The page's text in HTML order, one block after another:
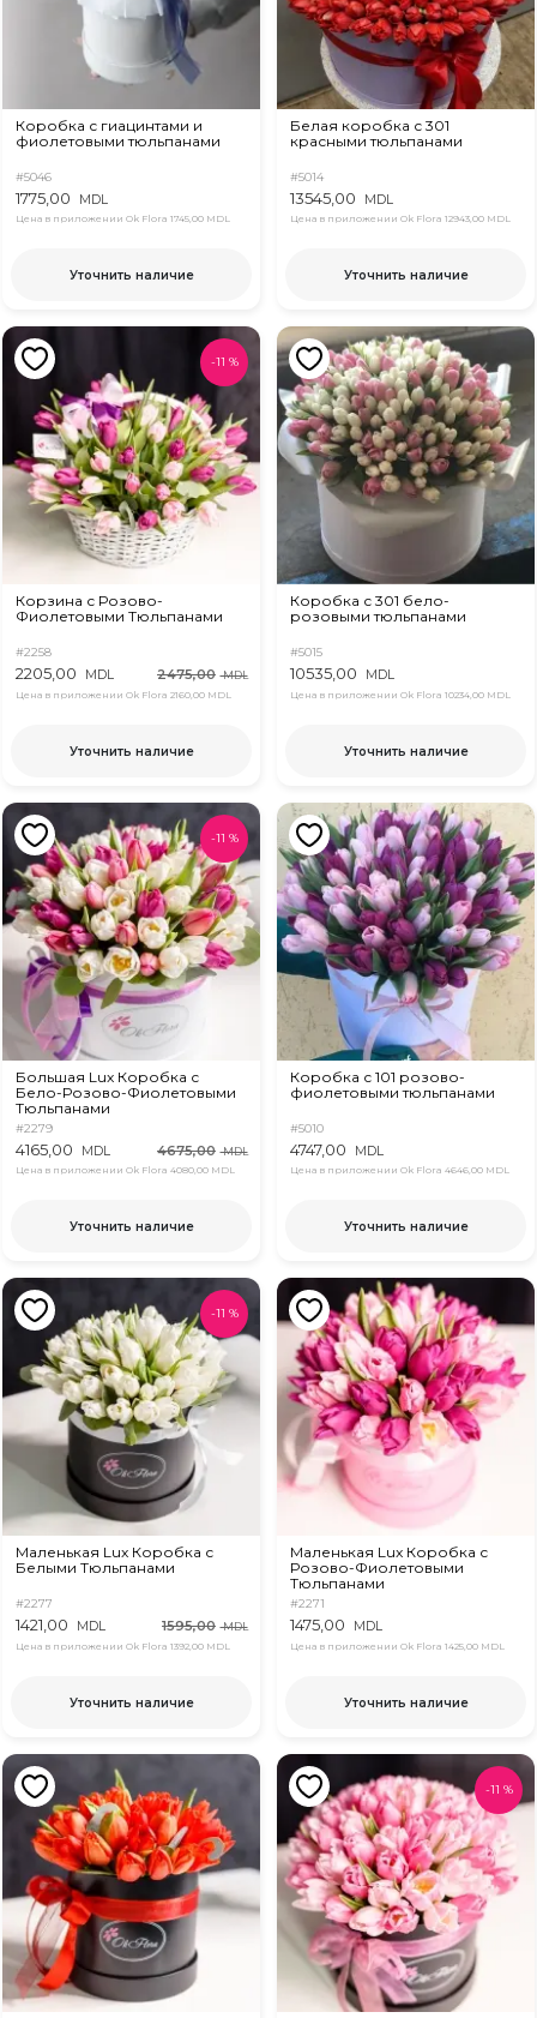
Коробка с гиацинтами и
фиолетовыми тюльпанами
#5046
1775,00 MDL
Цена в приложении Ok Flora 1745,00 MDL
Уточнить наличие
Белая коробка с 301
красными тюльпанами
#5014
13545,00 MDL
Цена в приложении Ok Flora 12943,00 MDL
Уточнить наличие
-11 %
Корзина с Розово-
Фиолетовыми Тюльпанами
#2258
2205,00 MDL 2475,00 MDL
Цена в приложении Ok Flora 2160,00 MDL
Уточнить наличие
Коробка с 301 бело-
розовыми тюльпанами
#5015
10535,00 MDL
Цена в приложении Ok Flora 10234,00 MDL
Уточнить наличие
-11 %
Большая Lux Коробка с
Бело-Розово-Фиолетовыми
Тюльпанами
#2279
4165,00 MDL 4675,00 MDL
Цена в приложении Ok Flora 4080,00 MDL
Уточнить наличие
Коробка с 101 розово-
фиолетовыми тюльпанами
#5010
4747,00 MDL
Цена в приложении Ok Flora 4646,00 MDL
Уточнить наличие
-11 %
Маленькая Lux Коробка с
Белыми Тюльпанами
#2277
1421,00 MDL 1595,00 MDL
Цена в приложении Ok Flora 1392,00 MDL
Уточнить наличие
Маленькая Lux Коробка с
Розово-Фиолетовыми
Тюльпанами
#2271
1475,00 MDL
Цена в приложении Ok Flora 1425,00 MDL
Уточнить наличие
-11 %